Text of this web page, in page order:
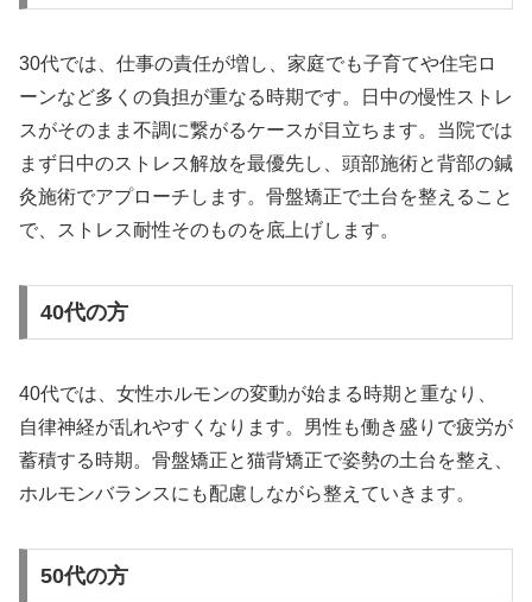
30代では、仕事の責任が増し、家庭でも子育てや住宅ロ
ーンなど多くの負担が重なる時期です。日中の慢性ストレ
スがそのまま不調に繋がるケースが目立ちます。当院では
まず日中のストレス解放を最優先し、頭部施術と背部の鍼
灸施術でアプローチします。骨盤矯正で土台を整えること
で、ストレス耐性そのものを底上げします。
40代の方
40代では、女性ホルモンの変動が始まる時期と重なり、
自律神経が乱れやすくなります。男性も働き盛りで疲労が
蓄積する時期。骨盤矯正と猫背矯正で姿勢の土台を整え、
ホルモンバランスにも配慮しながら整えていきます。
50代の方